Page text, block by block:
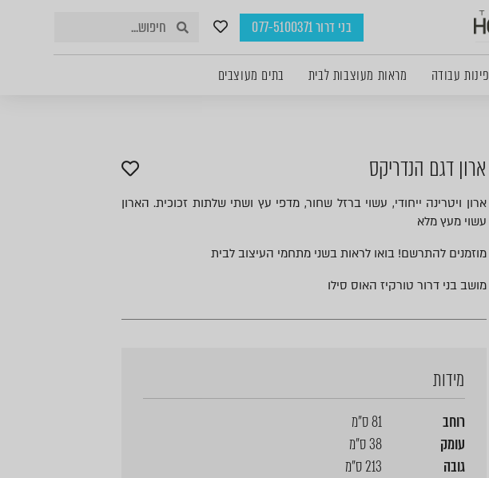
בני דרור 077-5100371
פינות עבודה מראות מעוצבות לבית בתים מעוצבים
ארון דגם הנדריקס
ארון ויטרינה ייחודי, עשוי ברזל שחור, מדפי עץ ושתי שלתות זכוכית. הארון
עשוי מעץ מלא
מוזמנים להתרשם! בואו לראות בשני מתחמי העיצוב לבית
מושב בני דרור טורקיז האוס סילו
מידות
רוחב
81 ס"מ
עומק
38 ס"מ
גובה
213 ס"מ